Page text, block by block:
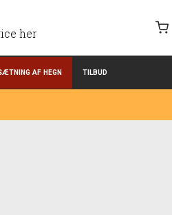
her
AF HEGN TILBUD